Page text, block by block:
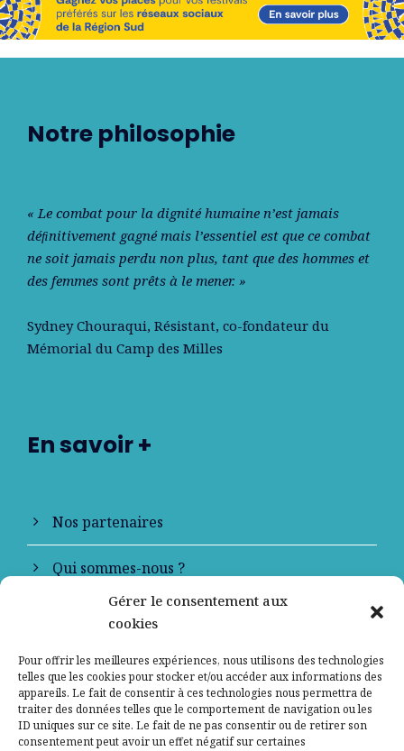
Gérer le consentement aux
cookies
Pour offrir les meilleures expériences, nous utilisons des technologies
telles que les cookies pour stocker et/ou accéder aux informations des
appareils. Le fait de consentir à ces technologies nous permettra de
traiter des données telles que le comportement de navigation ou les
ID uniques sur ce site. Le fait de ne pas consentir ou de retirer son
consentement peut avoir un effet négatif sur certaines
Notre philosophie
« Le combat pour la dignité humaine n’est jamais
déﬁnitivement gagné mais l’essentiel est que ce combat
ne soit jamais perdu non plus, tant que des hommes et
des femmes sont prêts à le mener. »
Sydney Chouraqui, Résistant, co-fondateur du
Mémorial du Camp des Milles
En savoir +
Nos partenaires
Qui sommes-nous ?
Contactez-nous
Mentions légales
Politique de confidentialité